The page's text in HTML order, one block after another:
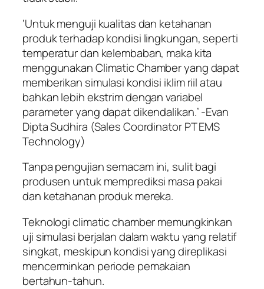
‘Untuk menguji kualitas dan ketahanan
produk terhadap kondisi lingkungan, seperti
temperatur dan kelembaban, maka kita
menggunakan Climatic Chamber yang dapat
memberikan simulasi kondisi iklim riil atau
bahkan lebih ekstrim dengan variabel
parameter yang dapat dikendalikan.’ -Evan
Dipta Sudhira (Sales Coordinator PT EMS
Technology)
Tanpa pengujian semacam ini, sulit bagi
produsen untuk memprediksi masa pakai
dan ketahanan produk mereka.
Teknologi climatic chamber memungkinkan
uji simulasi berjalan dalam waktu yang relatif
singkat, meskipun kondisi yang direplikasi
mencerminkan periode pemakaian
bertahun-tahun.